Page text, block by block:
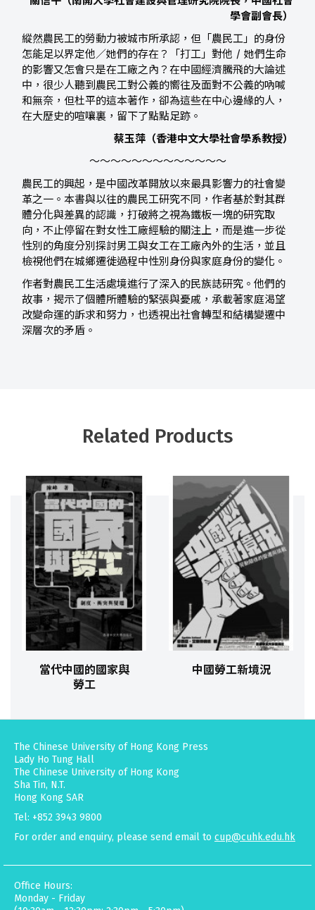
學會副會長）
縱然農民工的勞動力被城市所承認，但「農民工」的身份
怎能足以界定他／她們的存在？「打工」對他 / 她們生命
的影響又怎會只是在工廠之內？在中國經濟騰飛的大論述
中，很少人聽到農民工對公義的嚮往及面對不公義的吶喊
和無奈，但杜平的這本著作，卻為這些在中心邊緣的人，
在大歷史的喧嚷裏，留下了點點足跡。
蔡玉萍（香港中文大學社會學系教授）
～～～～～～～～～～～～～
農民工的興起，是中國改革開放以來最具影響力的社會變
革之一。本書與以往的農民工研究不同，作者基於對其群
體分化與差異的認識，打破將之視為鐵板一塊的研究取
向，不止停留在對女性工廠經驗的關注上，而是進一步從
性別的角度分別探討男工與女工在工廠內外的生活，並且
檢視他們在城鄉遷徙過程中性別身份與家庭身份的變化。
作者對農民工生活處境進行了深入的民族誌研究。他們的
故事，揭示了個體所體驗的緊張與憂戚，承載著家庭渴望
改變命運的訴求和努力，也透視出社會轉型和結構變遷中
深層次的矛盾。
Related Products
當代中國的國家與
勞工
中國勞工新境況
The Chinese University of Hong Kong Press
Lady Ho Tung Hall
The Chinese University of Hong Kong
Sha Tin, N.T.
Hong Kong SAR
Tel: +852 3943 9800
For order and enquiry, please send email to cup@cuhk.edu.hk
Office Hours:
Monday - Friday